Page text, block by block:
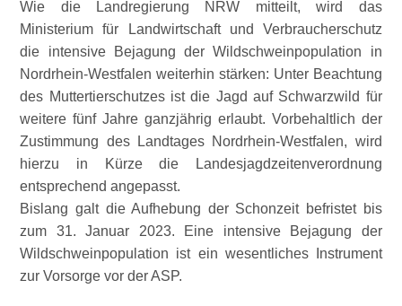
Wie die Landregierung NRW mitteilt, wird das
Ministerium für Landwirtschaft und Verbraucherschutz
die intensive Bejagung der Wildschweinpopulation in
Nordrhein-Westfalen weiterhin stärken: Unter Beachtung
des Muttertierschutzes ist die Jagd auf Schwarzwild für
weitere fünf Jahre ganzjährig erlaubt. Vorbehaltlich der
Zustimmung des Landtages Nordrhein-Westfalen, wird
hierzu in Kürze die Landesjagdzeitenverordnung
entsprechend angepasst.
Bislang galt die Aufhebung der Schonzeit befristet bis
zum 31. Januar 2023. Eine intensive Bejagung der
Wildschweinpopulation ist ein wesentliches Instrument
zur Vorsorge vor der ASP.